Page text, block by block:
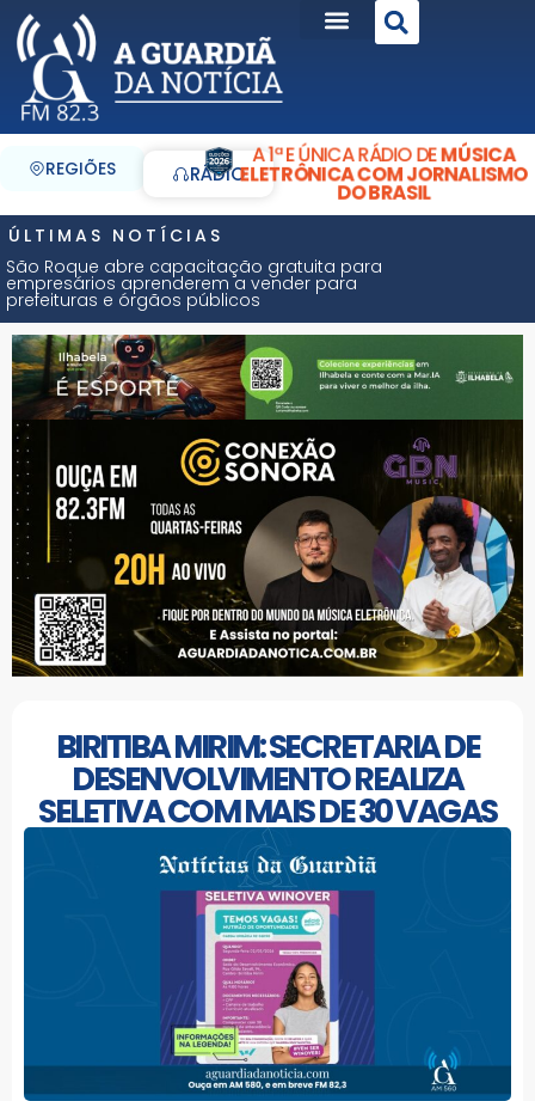
REGIÕES RÁDIO
A 1ª E ÚNICA RÁDIO DEMÚSICA
ELETRÔNICA COM JORNALISMO
DO BRASIL
ÚLTIMAS NOTÍCIAS
São Roque abre capacitação gratuita para
empresários aprenderem a vender para
prefeituras e órgãos públicos
BIRITIBA MIRIM: SECRETARIA DE
DESENVOLVIMENTO REALIZA
SELETIVA COM MAIS DE 30 VAGAS